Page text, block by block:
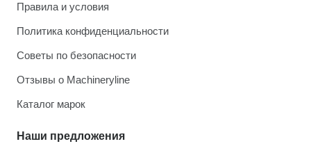
Правила и условия
Политика конфиденциальности
Советы по безопасности
Отзывы о Machineryline
Каталог марок
Наши предложения